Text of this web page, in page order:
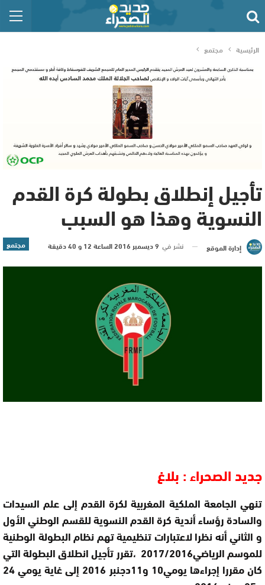
الرئيسية مجتمع
تأجيل إنطلاق بطولة كرة القدم
النسوية وهذا هو السبب
مجتمع إدارة الموقع نشر في 9 ديسمبر 2016 الساعة 12 و 40 دقيقة
جديد الصحراء : بلاغ
تنهي الجامعة الملكية المغربية لكرة القدم إلى علم السيدات
والسادة رؤساء أندية كرة القدم النسوية للقسم الوطني الأول
و الثاني أنه نظرا لاعتبارات تنظيمية تهم نظام البطولة الوطنية
للموسم الرياضي2017/2016 ،تقرر تأجيل انطلاق البطولة التي
كان مقررا إجراءها يومي10 و11دجنبر
2016
إلى غاية يومي 24